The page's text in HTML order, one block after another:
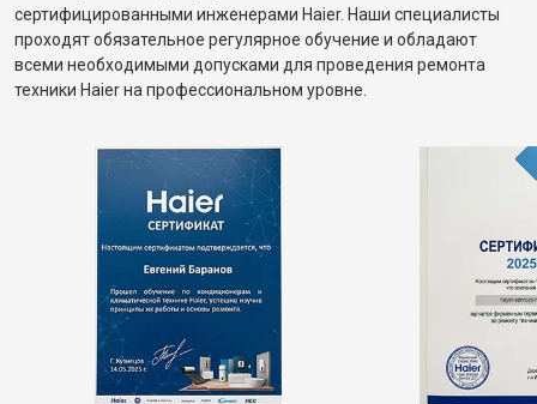
сертифицированными инженерами Haier. Наши специалисты
проходят обязательное регулярное обучение и обладают
всеми необходимыми допусками для проведения ремонта
техники Haier на профессиональном уровне.